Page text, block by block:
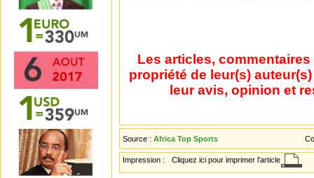
Les articles,
propriété de leur(s)
leur avis, opinion et
Source : Africa Top Sports
Impression : Cliquez ici pour imprimer l'article